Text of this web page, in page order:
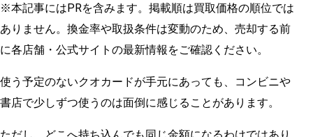
※本記事にはPRを含みます。掲載順は買取価格の順位では
ありません。換金率や取扱条件は変動のため、売却する前
に各店舗・公式サイトの最新情報をご確認ください。
使う予定のないクオカードが手元にあっても、コンビニや
書店で少しずつ使うのは面倒に感じることがあります。